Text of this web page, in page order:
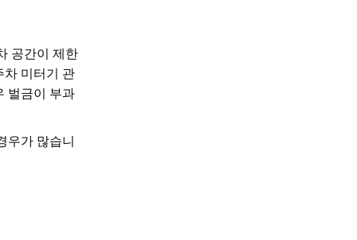
공간이 제한
차 미터기 관
벌금이 부과
우가 많습니